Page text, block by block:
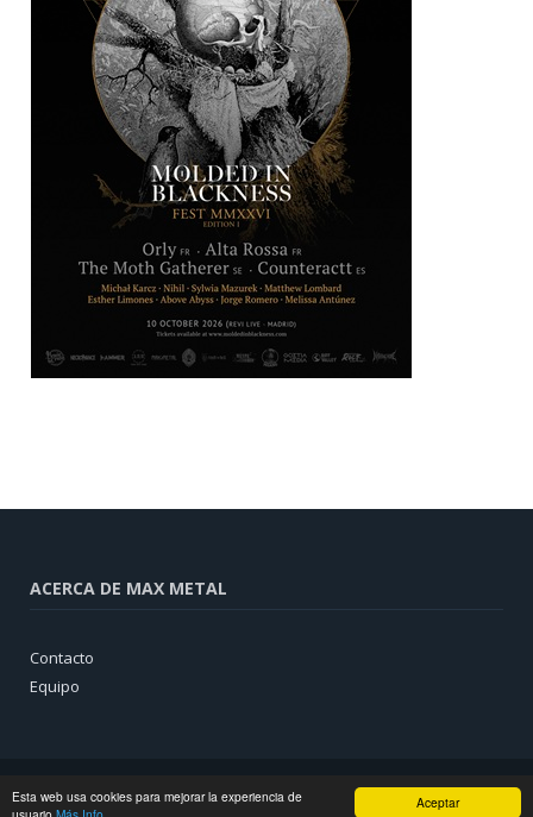
Aceptar
Esta web usa cookies para mejorar la experiencia de
ACERCA DE MAX METAL
Contacto
Equipo